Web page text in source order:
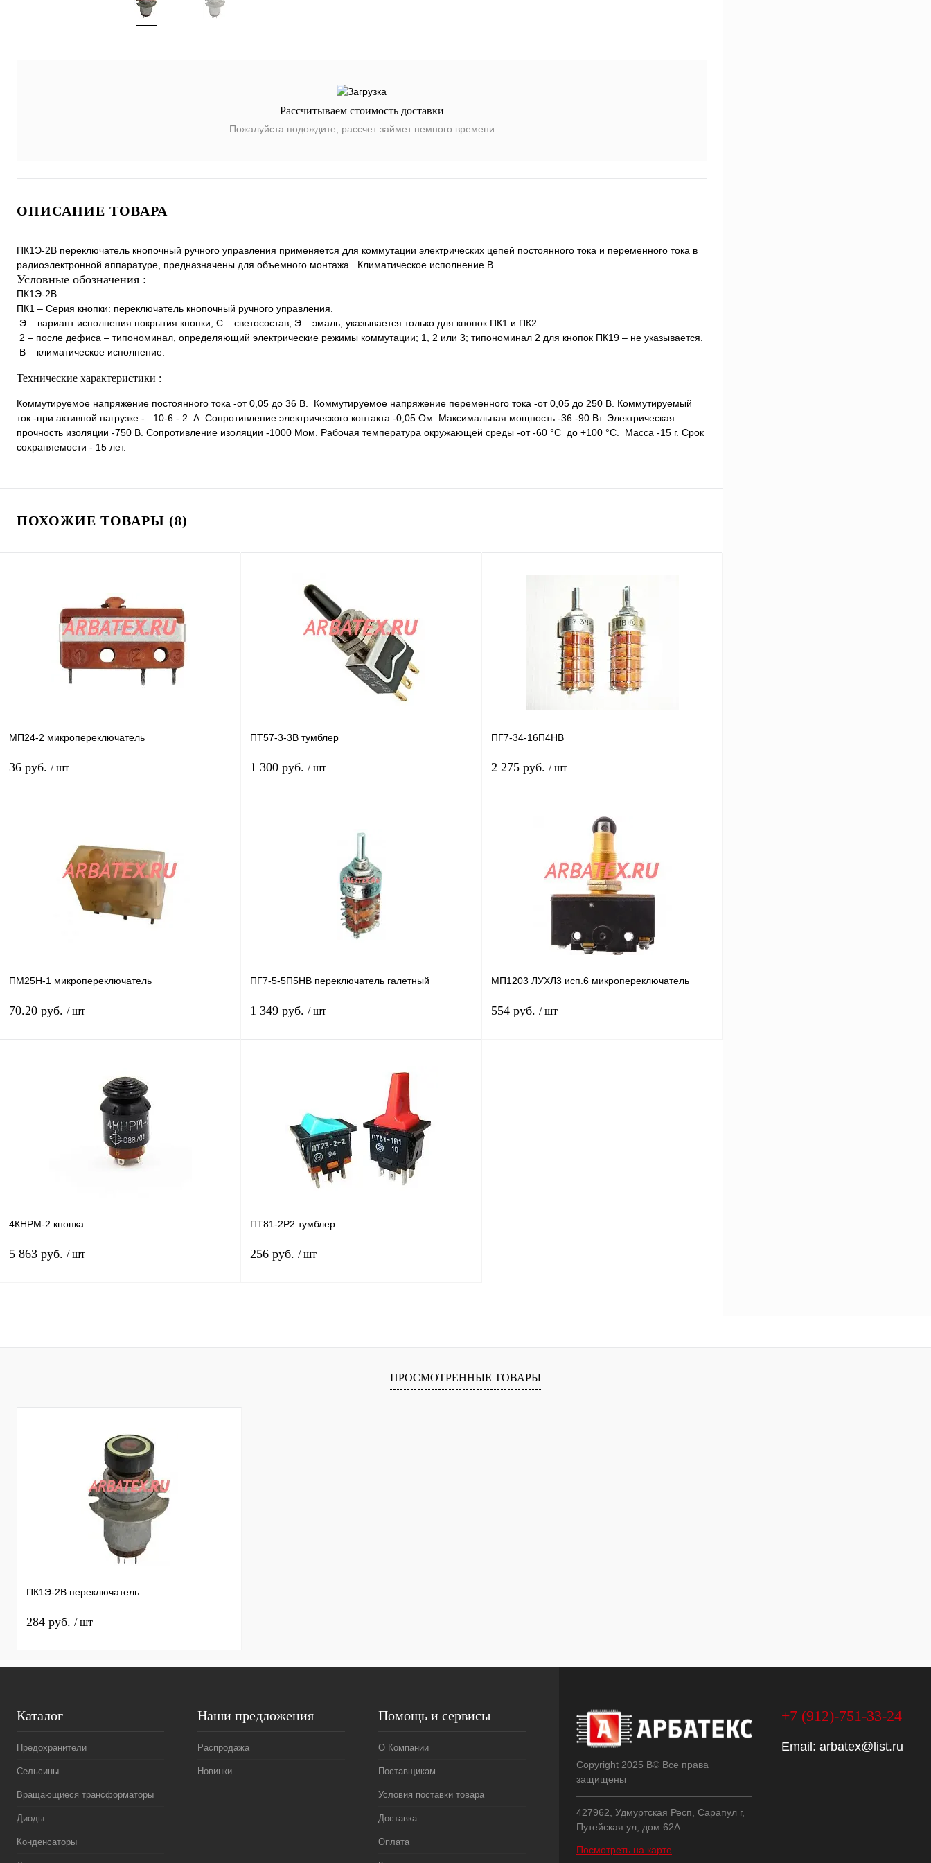
Рассчитываем стоимость доставки
Пожалуйста подождите, рассчет займет немного времени
ОПИСАНИЕ ТОВАРА
ПК1Э-2В переключатель кнопочный ручного управления применяется для коммутации электрических цепей постоянного тока и переменного тока в
радиоэлектронной аппаратуре, предназначены для объемного монтажа. Климатическое исполнение В.
Условные обозначения :
ПК1Э-2В.
ПК1 – Серия кнопки: переключатель кнопочный ручного управления.
Э – вариант исполнения покрытия кнопки; С – светосостав, Э – эмаль; указывается только для кнопок ПК1 и ПК2.
2 – после дефиса – типономинал, определяющий электрические режимы коммутации; 1, 2 или 3; типономинал 2 для кнопок ПК19 – не указывается.
В – климатическое исполнение.
Технические характеристики :
Коммутируемое напряжение постоянного тока -от 0,05 до 36 В. Коммутируемое напряжение переменного тока -от 0,05 до 250 В. Коммутируемый
ток -при активной нагрузке - 10-6 - 2 А. Сопротивление электрического контакта -0,05 Ом. Максимальная мощность -36 -90 Вт. Электрическая
прочность изоляции -750 В. Сопротивление изоляции -1000 Мом. Рабочая температура окружающей среды -от -60 °C до +100 °C. Масса -15 г. Срок
сохраняемости - 15 лет.
ПОХОЖИЕ ТОВАРЫ (8)
МП24-2 микропереключатель
36 руб. / шт
Купить в 1 клик Сравнение
Под заказ
ПТ57-3-3В тумблер
1 300 руб. / шт
наличии
ПГ7-34-16П4НВ
2 275 руб. / шт
Купить в 1 клик Сравнение
наличии
ПМ25Н-1 микропереключатель
70.20 руб. / шт
Сравнение
наличии
ПГ7-5-5П5НВ переключатель галетный
1 349 руб. / шт
Сравнение
В избранное
наличии
МП1203 ЛУХЛ3 исп.6 микропереключатель
554 руб. / шт
4КНРМ-2 кнопка
5 863 руб. / шт
Купить в 1 клик Сравнение
ПТ81-2Р2 тумблер
256 руб. / шт
Купить в 1 клик Сравнение
ПРОСМОТРЕННЫЕ ТОВАРЫ
ПК1Э-2В переключатель
284 руб. / шт
Каталог
Предохранители
Сельсины
Вращающиеся трансформаторы
Диоды
Конденсаторы
Наши предложения
Распродажа
Новинки
Помощь и сервисы
О Компании
Поставщикам
Условия поставки товара
Доставка
Оплата
Copyright 2025 В© Все права
защищены
427962, Удмуртская Респ, Сарапул г,
Путейская ул, дом 62А
Посмотреть на карте
+7 (912)-751-33-24
Email: arbatex@list.ru